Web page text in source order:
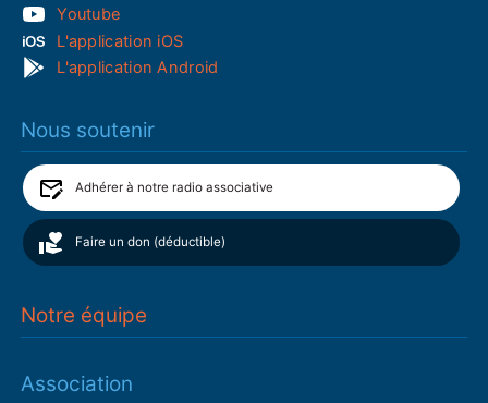
Youtube
L'application iOS
L'application Android
Nous soutenir
Adhérer à notre radio associative
Faire un don (déductible)
Notre équipe
Association